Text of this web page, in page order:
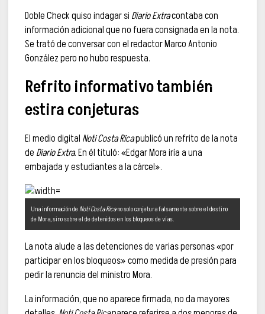
Doble Check quiso indagar si Diario Extracontaba con
información adicional que no fuera consignada en la nota.
Se trató de conversar con el redactor Marco Antonio
González pero no hubo respuesta.
Refrito informativo también
estira conjeturas
El medio digital Noti Costa Ricapublicó un refrito de la nota
de Diario Extra. En él tituló: «Edgar Mora iría a una
embajada y estudiantes a la cárcel».
Una información deNoti Costa Ricano solo conjetura falsamente sobre el destino
de Mora, sino sobre el de detenidos en los bloqueos de vías.
La nota alude a las detenciones de varias personas «por
participar en los bloqueos» como medida de presión para
pedir la renuncia del ministro Mora.
La información, que no aparece firmada, no da mayores